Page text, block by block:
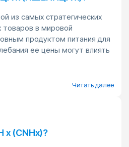
из самых стратегических
товаров в мировой
продуктом питания для
ее цены могут влиять
Читать далее
x (CNHx)?